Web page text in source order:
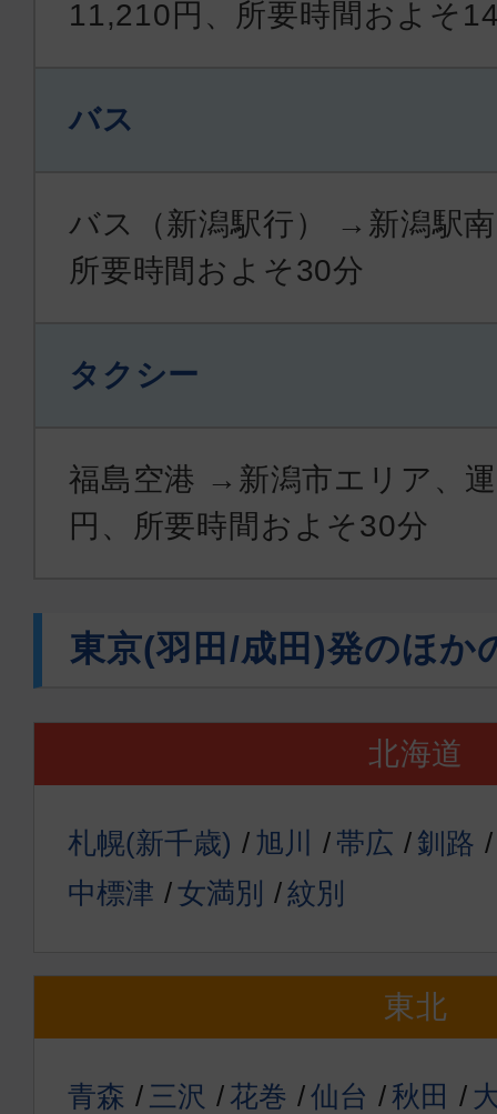
11,210円、所要時間およそ
バス
バス（新潟駅行） →新潟駅
所要時間およそ30分
タクシー
福島空港 →新潟市エリア、
円、所要時間およそ30分
東京(羽田/成田)発のほか
北海道
札幌(新千歳) 旭川 帯広
釧路
中標津
女満別 紋別
東北
青森 三沢 花巻 仙台 秋田